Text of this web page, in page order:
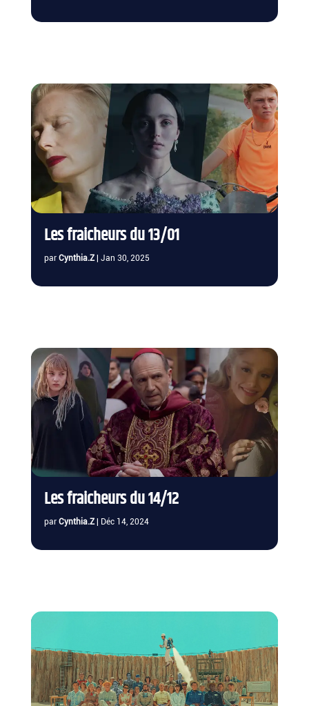
Les fraicheurs du 13/01
par Cynthia.Z| Jan 30, 2025
Les fraicheurs du 14/12
par Cynthia.Z| Déc 14, 2024